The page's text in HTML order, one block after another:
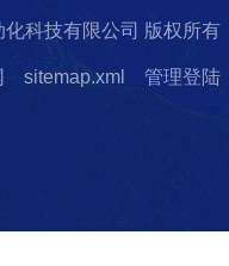
科技有限公司 版权所有
sitemap.xml 管理登陆